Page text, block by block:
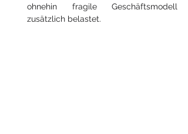
ohnehin fragile Geschäftsmodell
zusätzlich belastet.